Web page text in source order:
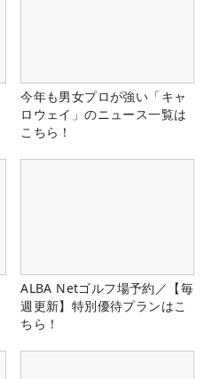
今年も男女プロが強い「キャ
ロウェイ」のニュース一覧は
こちら！
ALBA Netゴルフ場予約／【毎
週更新】特別優待プランはこ
ちら！